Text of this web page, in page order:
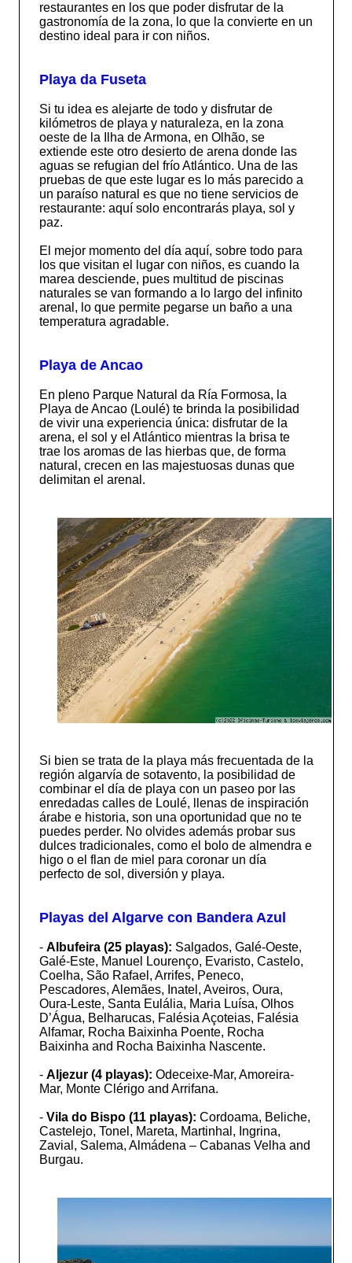
restaurantes en los que poder disfrutar de la
gastronomía de la zona, lo que la convierte en un
destino ideal para ir con niños.
Playa da Fuseta
Si tu idea es alejarte de todo y disfrutar de
kilómetros de playa y naturaleza, en la zona
oeste de la Ilha de Armona, en Olhão, se
extiende este otro desierto de arena donde las
aguas se refugian del frío Atlántico. Una de las
pruebas de que este lugar es lo más parecido a
un paraíso natural es que no tiene servicios de
restaurante: aquí solo encontrarás playa, sol y
paz.
El mejor momento del día aquí, sobre todo para
los que visitan el lugar con niños, es cuando la
marea desciende, pues multitud de piscinas
naturales se van formando a lo largo del infinito
arenal, lo que permite pegarse un baño a una
temperatura agradable.
Playa de Ancao
En pleno Parque Natural da Ría Formosa, la
Playa de Ancao (Loulé) te brinda la posibilidad
de vivir una experiencia única: disfrutar de la
arena, el sol y el Atlántico mientras la brisa te
trae los aromas de las hierbas que, de forma
natural, crecen en las majestuosas dunas que
delimitan el arenal.
Si bien se trata de la playa más frecuentada de la
región algarvía de sotavento, la posibilidad de
combinar el día de playa con un paseo por las
enredadas calles de Loulé, llenas de inspiración
árabe e historia, son una oportunidad que no te
puedes perder. No olvides además probar sus
dulces tradicionales, como el bolo de almendra e
higo o el flan de miel para coronar un día
perfecto de sol, diversión y playa.
Playas del Algarve con Bandera Azul
- Albufeira (25 playas): Salgados, Galé-Oeste,
Galé-Este, Manuel Lourenço, Evaristo, Castelo,
Coelha, São Rafael, Arrifes, Peneco,
Pescadores, Alemães, Inatel, Aveiros, Oura,
Oura-Leste, Santa Eulália, Maria Luísa, Olhos
D’Água, Belharucas, Falésia Açoteias, Falésia
Alfamar, Rocha Baixinha Poente, Rocha
Baixinha and Rocha Baixinha Nascente.
- Aljezur (4 playas): Odeceixe-Mar, Amoreira-
Mar, Monte Clérigo and Arrifana.
- Vila do Bispo (11 playas): Cordoama, Beliche,
Castelejo, Tonel, Mareta, Martinhal, Ingrina,
Zavial, Salema, Almádena – Cabanas Velha and
Burgau.